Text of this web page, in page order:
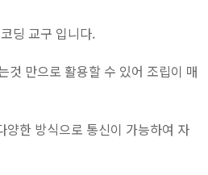
딩 교구 입니다.
것 만으로 활용할 수 있어 조립이 매
한 방식으로 통신이 가능하여 자